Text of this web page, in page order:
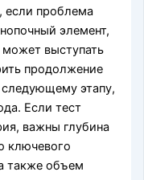
если проблема
элемент,
выступать
продолжение
этапу,
Если тест
важны глубина
ключевого
также объем